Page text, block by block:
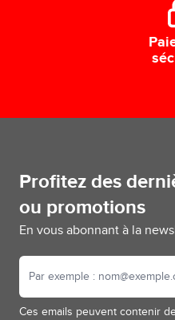
Profitez des
ou promotions
En vous abonnant à la
Ces emails peuvent contenir